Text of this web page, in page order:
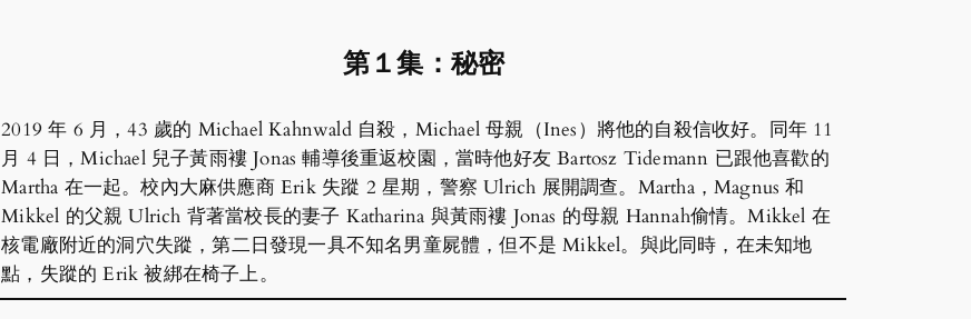
第１集：秘密
2019 年 6 月，43 歲的 Michael Kahnwald 自殺，Michael 母親（Ines）將他的自殺信收好。同年 11
月 4 日，Michael 兒子黃雨褸 Jonas 輔導後重返校園，當時他好友 Bartosz Tidemann 已跟他喜歡的
Martha 在一起。校內大麻供應商 Erik 失蹤 2 星期，警察 Ulrich 展開調查。Martha，Magnus 和
Mikkel 的父親 Ulrich 背著當校長的妻子 Katharina 與黃雨褸 Jonas 的母親 Hannah偷情。Mikkel 在
核電廠附近的洞穴失蹤，第二日發現一具不知名男童屍體，但不是 Mikkel。與此同時，在未知地
點，失蹤的 Erik 被綁在椅子上。